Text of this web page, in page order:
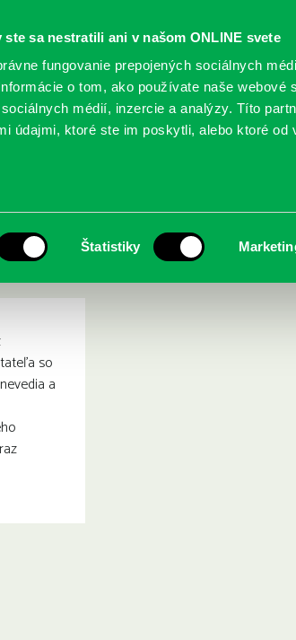
sa nestratili ani v našom ONLINE svete
fungovanie prepojených sociálnych
o tom, ako používate naše webové
médií, inzercie a analýzy. Títo
údajmi, ktoré ste im poskytli, alebo ktoré od
Štatistiky
PODUJATIA POBOČKY O
so
a